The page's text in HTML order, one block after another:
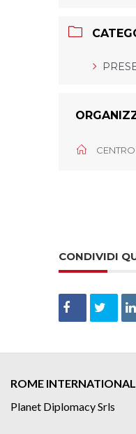
CONDIVIDI
ROME INTERNATIONAL
Planet Diplomacy Srls